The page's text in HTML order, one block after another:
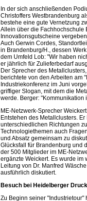
In der sich anschließenden
Christoffers Westbrandenburg
bestehe eine gute Vernetzung
Allein über die Fachhochschule
Innovationsgutscheine
Auch Gerwin Cordes,
in Brandenburg/H., dessen
dem Umfeld Lob: "Wir haben
er jährlich für Zulieferbedarf
Der Sprecher des
berichtete von den Arbeiten am
Industriekonferenz im Juni
griffiger Slogan, mit dem die
werde. Berger: "Kommunikation
ME-Netzwerk-Sprecher
Entstehen des Metallclusters.
unterschiedlichen Richtungen
Technologiethemen auch
und Absatz gemeinsam zu
Glücksfall für Brandenburg und
der 500 Mitglieder im ME-
ergänzte Weickert. Es wurde
Leitung von Dr. Manfred
ausführlich diskutiert.
Besuch bei Heidelberger
Zu Beginn seiner "Industrietour"